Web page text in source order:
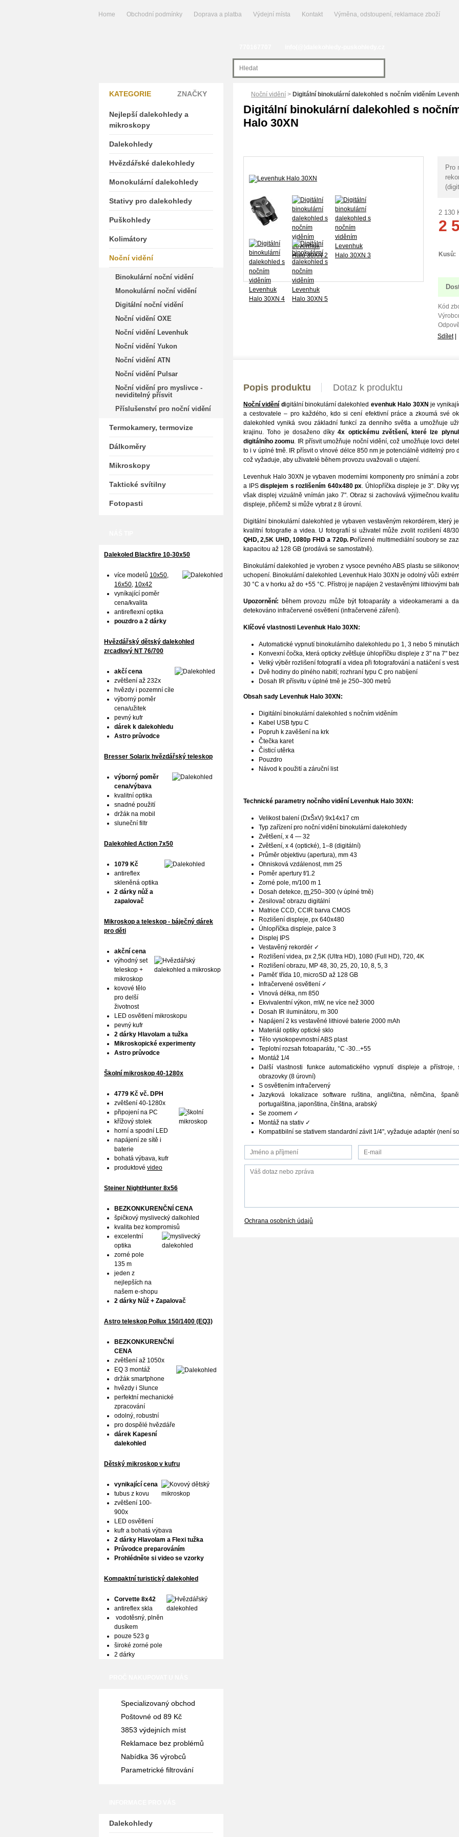
Home Obchodní podmínky Doprava a platba Výdejní místa Kontakt Výměna, odstoupení, reklamace zboží
Noční vidění > Digitální binokulární dalekohled s nočním viděním
Digitální binokulární dalekohled s
Halo 30XN
Pro
2 130
2
Kusů:
Kód
Sdílet
Popis produktu Dotaz k produktu
Noční vidění digitální binokulární dalekohled evenhuk Halo 30XN je
a cestovatele – pro každého, kdo si cení efektivní práce a zkoumá své
dalekohled vyniká svou základní funkcí za denního světla a umožňuje
krajinu. Toho je dosaženo díky4x optickému zvětšení, které lze
digitálního zoomu. IR přísvit umožňuje noční vidění, což umožňuje lovci
to i v úplné tmě. IR přísvit o vlnové délce 850 nm je potenciálně viditelný
což vyžaduje, aby uživatelé během provozu uvažovali o utajení.
Levenhuk Halo 30XN je vybaven moderními komponenty pro snímání a
a IPS displejem s rozlišením 640x480 px. Úhlopříčka displeje je 3". Díky
však displej vizuálně vnímán jako 7". Obraz si zachovává výjimečnou
displeje, přičemž si může vybrat z 8 úrovní.
Digitální binokulární dalekohled je vybaven vestavěným rekordérem, který
kvalitní fotografie a videa. U fotografií si uživatel může zvolit rozlišení 48/
QHD, 2,5K UHD, 1080p FHD a 720p. Pořízené multimediální soubory se
kapacitou až 128 GB (prodává se samostatně).
Binokulární dalekohled je vyroben z vysoce pevného ABS plastu se
uchopení. Binokulární dalekohled Levenhuk Halo 30XN je odolný vůči
30 °C a v horku až do +55 °C. Přístroj je napájen 2 vestavěnými lithiovými
Upozornění: během provozu může být fotoaparáty a videokamerami a
detekováno infračervené osvětlení (infračervené záření).
Klíčové vlastnosti Levenhuk Halo 30XN :
Automatické vypnutí binokulárního dalekohledu po 1, 3 nebo 5
Konvexní čočka, která opticky zvětšuje úhlopříčku displeje z 3" na 7"
Velký výběr rozlišení fotografií a videa při fotografování a natáčení s
Dvě hodiny do plného nabití; rozhraní typu C pro nabíjení
Dosah IR přísvitu v úplné tmě je 250–300 metrů
Obsah sady Levenhuk Halo 30XN :
Digitální binokulární dalekohled s nočním viděním
Kabel USB typu C
Popruh k zavěšení na krk
Čtečka karet
Čisticí utěrka
Pouzdro
Návod k použití a záruční list
Technické parametry nočního vidění Levenhuk Halo 30XN :
Velikost balení (DxŠxV) 9x14x17 cm
Typ zařízení pro noční vidění binokulární dalekohledy
Zvětšení, x 4 — 32
Zvětšení, x 4 (optické), 1–8 (digitální)
Průměr objektivu (apertura), mm 43
Ohnisková vzdálenost, mm 25
Poměr apertury f/1.2
Zorné pole, m/100 m 1
Dosah detekce, m 250–300 (v úplné tmě)
Zesilovač obrazu digitální
Matrice CCD, CCIR barva CMOS
Rozlišení displeje, px 640x480
Úhlopříčka displeje, palce 3
Displej IPS
Vestavěný rekordér ✓
Rozlišení videa, px 2,5K (Ultra HD), 1080 (Full HD), 720, 4K
Rozlišení obrazu, MP 48, 30, 25, 20, 10, 8, 5, 3
Paměť třída 10, microSD až 128 GB
Infračervené osvětlení ✓
Vlnová délka, nm 850
Ekvivalentní výkon, mW, ne více než 3000
Dosah IR iluminátoru, m 300
Napájení 2 ks vestavěné lithiové baterie 2000 mAh
Materiál optiky optické sklo
Tělo vysokopevnostní ABS plast
Teplotní rozsah fotoaparátu, °C -30...+55
Montáž 1/4
Další vlastnosti funkce automatického vypnutí displeje a
obrazovky (8 úrovní)
S osvětlením infračervený
Jazyková lokalizace software ruština, angličtina, němčina,
portugalština, japonština, čínština, arabský
Se zoomem ✓
Montáž na stativ ✓
Kompatibilní se stativem standardní závit 1/4", vyžaduje adaptér (není
Ochrana osobních údajů
KATEGORIE ZNAČKY
Nejlepší dalekohledy a
mikroskopy
Dalekohledy
Hvězdářské dalekohledy
Monokulární dalekohledy
Stativy pro dalekohledy
Puškohledy
Kolimátory
Noční vidění
Binokulární noční vidění
Monokulární noční vidění
Digitální noční vidění
Noční vidění OXE
Noční vidění Levenhuk
Noční vidění Yukon
Noční vidění ATN
Noční vidění Pulsar
Noční vidění pro myslivce -
neviditelný přísvit
Příslušenství pro noční vidění
Termokamery, termovize
Dálkoměry
Mikroskopy
Taktické svítilny
Fotopasti
Dalekoled Blackfire 10-30x50
více modelů 10x50,
16x50, 10x42
vyníkající poměr
cena/kvalita
antireflexní optika
pouzdro a 2 dárky
Hvězdářský dětský dalekohled
zrcadlový NT 76/700
akčí cena
zvětšení až 232x
hvězdy i pozemní cíle
výborný poměr
cena/užitek
pevný kufr
dárek k dalekohledu
Astro průvodce
Bresser Solarix hvězdářský teleskop
výborný poměr
cena/výbava
kvalitní optika
snadné použití
držák na mobil
sluneční filtr
Dalekohled Action 7x50
1079 Kč
antireflex
skleněná optika
2 dárky nůž a
zapalovač
Mikroskop a teleskop - báječný dárek
pro děti
akční cena
výhodný set
teleskop +
mikroskop
kovové tělo
pro delší
životnost
LED osvětlení mikroskopu
pevný kufr
2 dárky Hlavolam a tužka
Mikroskopické experimenty
Astro průvodce
Školní mikroskop 40-1280x
4779 Kč vč. DPH
zvětšení 40-1280x
připojení na PC
křížový stolek
horní a spodní LED
napájení ze sítě i
baterie
bohatá výbava, kufr
produktové video
Steiner NightHunter 8x56
BEZKONKURENČNÍ CENA
špičkový myslivecký dalkohled
kvalita bez kompromisů
excelentní
optika
zorné pole
135 m
jeden z
nejlepších na
našem e-shopu
2 dárky Nůž + Zapalovač
Astro teleskop Pollux 150/1400 (EQ3)
BEZKONKURENČNÍ
CENA
zvětšení až 1050x
EQ 3 montáž
držák smartphone
hvězdy i Slunce
perfektní mechanické
zpracování
odolný, robustní
pro dospělé hvězdáře
dárek Kapesní
dalekohled
Dětský mikroskop v kufru
vynikající cena
tubus z kovu
zvětšení 100-
900x
LED osvětlení
kufr a bohatá výbava
2 dárky Hlavolam a Flexi tužka
Průvodce preparováním
Prohlédněte si video se vzorky
Kompaktní turistický dalekohled
Corvette 8x42
antireflex skla
vodotěsný, plněn
dusíkem
pouze 523 g
široké zorné pole
2 dárky
Specializovaný obchod
Poštovné od 89 Kč
3853 výdejních míst
Reklamace bez problémů
Nabídka 36 výrobců
Parametrické filtrování
Dalekohledy